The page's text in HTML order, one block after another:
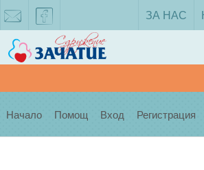
facebook
ЗА НАС
Начало Помощ Вход Регистрация